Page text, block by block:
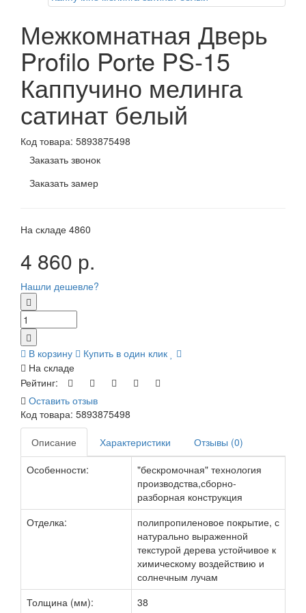
Межкомнатная Дверь
Profilo Porte PS-15
Каппучино мелинга
сатинат белый
Код товара: 5893875498
Заказать звонок
Заказать замер
На складе 4860
4 860 р.
Нашли дешевле?
В корзину
Купить в один клик
На складе
Рейтинг:
Оставить отзыв
Код товара: 5893875498
Описание Характеристики
Отзывы (0)
Особенности:
"бескромочная" технология
производства,сборно-
разборная конструкция
Отделка:
полипропиленовое покрытие, с
натурально выраженной
текстурой дерева устойчивое к
химическому воздействию и
солнечным лучам
Толщина (мм):
38